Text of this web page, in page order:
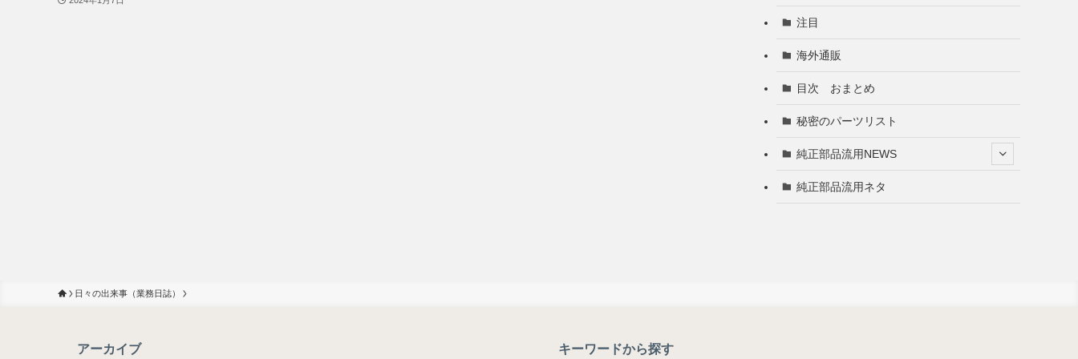
注目
海外通販
目次 おまとめ
秘密のパーツリスト
純正部品流用NEWS
純正部品流用ネタ
日々の出来事（業務日誌）
アーカイブ キーワードから探す